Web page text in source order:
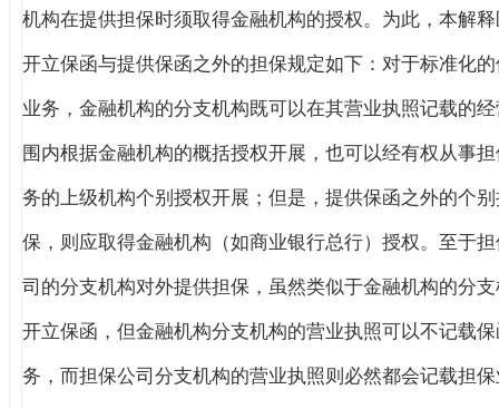
机构在提供担保时须取得金融机构的授权。为此，本解
开立保函与提供保函之外的担保规定如下：对于标准化
业务，金融机构的分支机构既可以在其营业执照记载的
围内根据金融机构的概括授权开展，也可以经有权从事
务的上级机构个别授权开展；但是，提供保函之外的个别
保，则应取得金融机构（如商业银行总行）授权。至于
司的分支机构对外提供担保，虽然类似于金融机构的分
开立保函，但金融机构分支机构的营业执照可以不记载
务，而担保公司分支机构的营业执照则必然都会记载担保